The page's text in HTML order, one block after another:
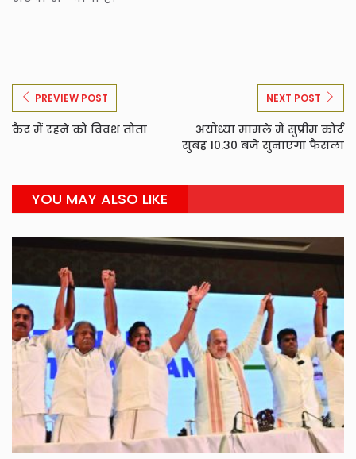
PREVIEW POST
कैद में रहने को विवश तोता
NEXT POST
अयोध्या मामले में सुप्रीम कोर्ट
सुबह 10.30 बजे सुनाएगा फैसला
YOU MAY ALSO LIKE